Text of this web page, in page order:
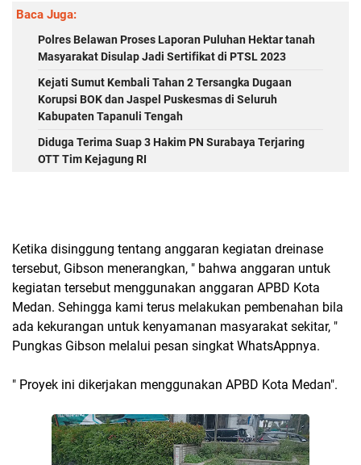
Baca Juga:
Polres Belawan Proses Laporan Puluhan Hektar tanah
Masyarakat Disulap Jadi Sertifikat di PTSL 2023
Kejati Sumut Kembali Tahan 2 Tersangka Dugaan
Korupsi BOK dan Jaspel Puskesmas di Seluruh
Kabupaten Tapanuli Tengah
Diduga Terima Suap 3 Hakim PN Surabaya Terjaring
OTT Tim Kejagung RI
Ketika disinggung tentang anggaran kegiatan dreinase
tersebut, Gibson menerangkan, " bahwa anggaran untuk
kegiatan tersebut menggunakan anggaran APBD Kota
Medan. Sehingga kami terus melakukan pembenahan bila
ada kekurangan untuk kenyamanan masyarakat sekitar, "
Pungkas Gibson melalui pesan singkat WhatsAppnya.
" Proyek ini dikerjakan menggunakan APBD Kota Medan".